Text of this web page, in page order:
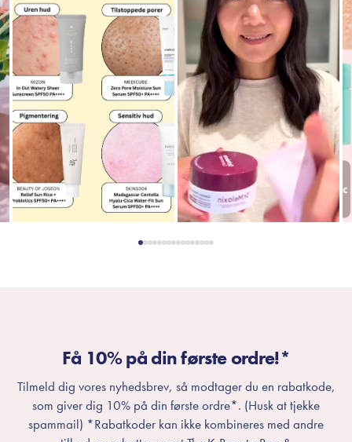
Få 10% på din første ordre!*
Tilmeld dig vores nyhedsbrev, så modtager du en rabatkode,
som giver dig 10% på din første ordre*. (Husk at tjekke
spammail) *Rabatkoder kan ikke kombineres med andre